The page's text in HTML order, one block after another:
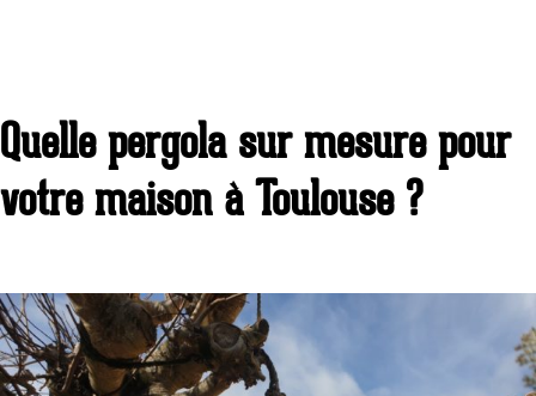
Quelle pergola sur mesure pour
votre maison à Toulouse ?